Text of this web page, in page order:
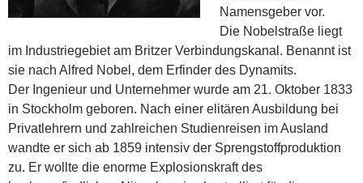
Namensgeber vor.
Die Nobelstraße liegt
im Industriegebiet am Britzer Verbindungskanal. Benannt ist
sie nach Alfred Nobel, dem Erfinder des Dynamits.
Der Ingenieur und Unternehmer wurde am 21. Oktober 1833
in Stockholm geboren. Nach einer elitären Ausbildung bei
Privatlehrern und zahlreichen Studienreisen im Ausland
wandte er sich ab 1859 intensiv der Sprengstoffproduktion
zu. Er wollte die enorme Explosionskraft des